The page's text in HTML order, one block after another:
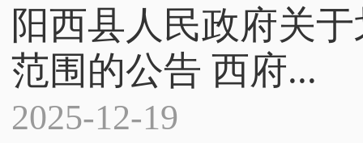
阳西县人民政府关
范围的公告 西府...
2025-12-19